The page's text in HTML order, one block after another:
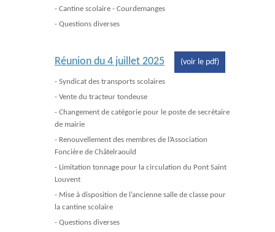
- Cantine scolaire - Courdemanges
- Questions diverses
Réunion du 4 juillet 2025 (voir le pdf)
- Syndicat des transports scolaires
- Vente du tracteur tondeuse
- Changement de catégorie pour le poste de secrétaire
de mairie
- Renouvellement des membres de l’Association
Foncière de Châtelraould
- Limitation tonnage pour la circulation du Pont Saint
Louvent
- Mise à disposition de l’ancienne salle de classe pour
la cantine scolaire
- Questions diverses